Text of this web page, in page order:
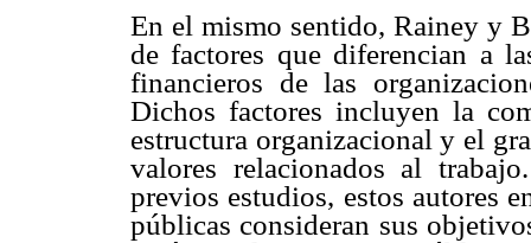
En el mismo sentido, Rainey y
de factores que diferencian a
financieros de las
Dichos factores incluyen la
estructura organizacional y el
valores relacionados al
previos estudios, estos autores
públicas consideran sus